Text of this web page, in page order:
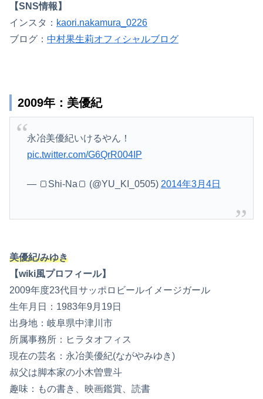
【SNS情報】
インスタ： kaori.nakamura_0226
ブログ： 中村果生莉オフィシャルブログ
2009年：美優紀
永冶美優紀いけるやん！
pic.twitter.com/G6QrR004IP
— 🍞Shi-Na🍞 (@YU_KI_0505) 2014年3月4日
美優紀/みゆき
【wiki風プロフィール】
2009年度23代目サッポロビールイメージガール
生年月日：1983年9月19日
出身地：岐阜県中津川市
所属事務所：ヒラタオフィス
現在の芸名：永冶美優紀(ながやみゆき)
叔父は脚本家の小木曽豊斗
趣味：もの書き、映画鑑賞、読書